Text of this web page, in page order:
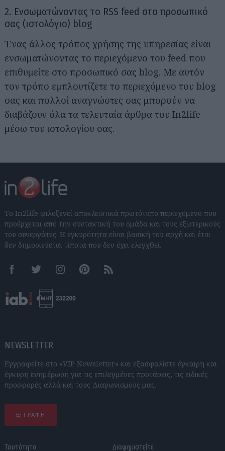
2. Ενσωματώνοντας το RSS feed στο προσωπικό
σας (ιστολόγιο) blog
Ένας άλλος τρόπος χρήσης της υπηρεσίας είναι
ενσωματώνοντας το περιεχόμενο του feed που
επιθυμείτε στο προσωπικό σας blog. Με αυτόν
τον τρόπο εμπλουτίζετε το περιεχόμενο του blog
σας και πολλοί αναγνώστες σας μπορούν να
διαβάζουν όλα τα τελευταία άρθρα του In2life
μέσω του ιστολογίου σας.
Το In2life φιλοξενεί αποκλειστικά πρωτότυπο περιεχόμενο που
προέρχεται από την συντακτική του ομάδα και τους εξωτερικούς
του συνεργάτες. Η εγκυρότητα είναι βασική του αρχή και έτσι
δεν δημοσιεύεται τίποτα που δεν έχει ελεγχθεί.
FacebookTwitter InstagramPinterestRSS feeds
NEWSLETTER
Εγγραφείτε στο «VIP Newsletter» και εξασφαλίστε έγκαιρη και
έγκυρη ενημέρωση για τις επιλεγμένες προτάσεις, τις ειδικές
προσφορές αλλά και τους Διαγωνισμούς μας.
ΕΓΓΡΑΦΗ
Ταυτότητα Διαφημιστείτε